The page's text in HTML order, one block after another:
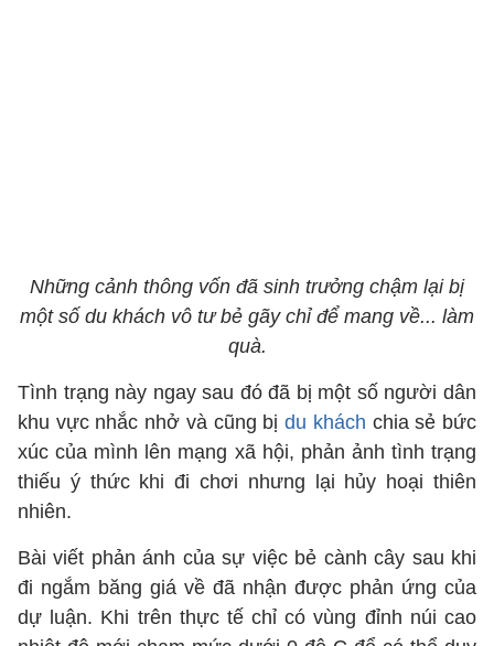
Những cảnh thông vốn đã sinh trưởng chậm lại bị
một số du khách vô tư bẻ gãy chỉ để mang về... làm
quà.
Tình trạng này ngay sau đó đã bị một số người dân
khu vực nhắc nhở và cũng bịdu khách chia sẻ bức
xúc của mình lên mạng xã hội, phản ảnh tình trạng
thiếu ý thức khi đi chơi nhưng lại hủy hoại thiên
nhiên.
Bài viết phản ánh của sự việc bẻ cành cây sau khi
đi ngắm băng giá về đã nhận được phản ứng của
dự luận. Khi trên thực tế chỉ có vùng đỉnh núi cao